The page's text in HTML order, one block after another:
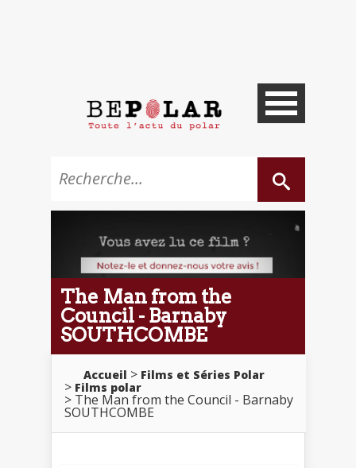
The Man from the
Council - Barnaby
SOUTHCOMBE
Accueil
Films et Séries Polar
Films polar
The Man from the Council - Barnaby
SOUTHCOMBE